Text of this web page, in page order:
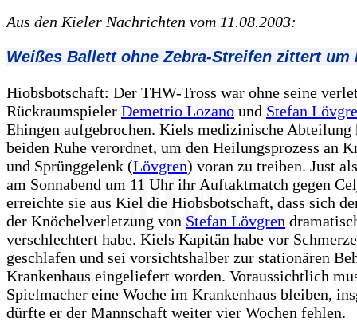
Aus den Kieler Nachrichten vom 11.08.2003:
Weißes Ballett ohne Zebra-Streifen zittert um
Hiobsbotschaft: Der THW-Tross war ohne seine
Rückraumspieler Demetrio Lozano und Stefan
Ehingen aufgebrochen. Kiels medizinische Abteilung
beiden Ruhe verordnet, um den Heilungsprozess an
und Sprünggelenk (Lövgren) voran zu treiben. Just
am Sonnabend um 11 Uhr ihr Auftaktmatch gegen
erreichte sie aus Kiel die Hiobsbotschaft, dass sich
der Knöchelverletzung von Stefan Lövgren
verschlechtert habe. Kiels Kapitän habe vor
geschlafen und sei vorsichtshalber zur stationären
Krankenhaus eingeliefert worden. Voraussichtlich
Spielmacher eine Woche im Krankenhaus bleiben,
dürfte er der Mannschaft weiter vier Wochen fehlen.